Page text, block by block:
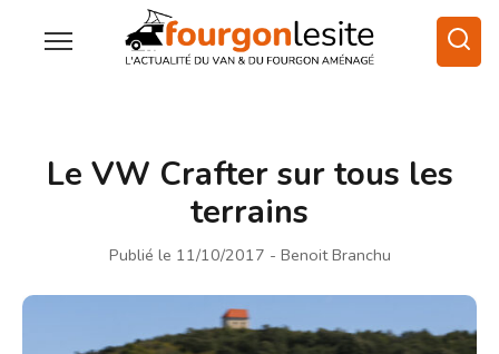
Le VW Crafter sur tous les
terrains
Publié le 11/10/2017 - Benoit Branchu